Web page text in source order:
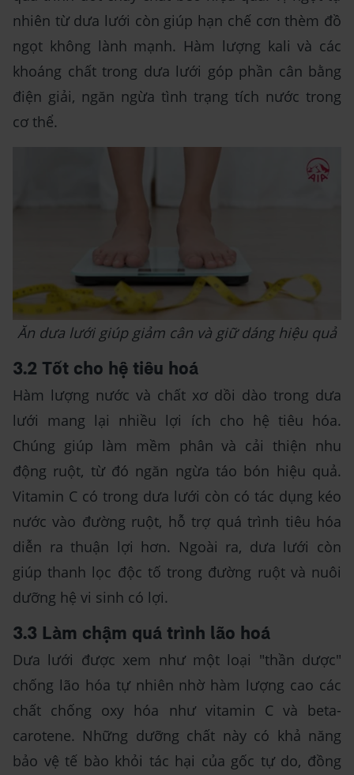
nhiên từ dưa lưới còn giúp hạn chế cơn thèm đồ
ngọt không lành mạnh. Hàm lượng kali và các
khoáng chất trong dưa lưới góp phần cân bằng
điện giải, ngăn ngừa tình trạng tích nước trong
cơ thể.
Ăn dưa lưới giúp giảm cân và giữ dáng hiệu quả
3.2 Tốt cho hệ tiêu hoá
Hàm lượng nước và chất xơ dồi dào trong dưa
lưới mang lại nhiều lợi ích cho hệ tiêu hóa.
Chúng giúp làm mềm phân và cải thiện nhu
động ruột, từ đó ngăn ngừa táo bón hiệu quả.
Vitamin C có trong dưa lưới còn có tác dụng kéo
nước vào đường ruột, hỗ trợ quá trình tiêu hóa
diễn ra thuận lợi hơn. Ngoài ra, dưa lưới còn
giúp thanh lọc độc tố trong đường ruột và nuôi
dưỡng hệ vi sinh có lợi.
3.3 Làm chậm quá trình lão hoá
Dưa lưới được xem như một loại "thần dược"
chống lão hóa tự nhiên nhờ hàm lượng cao các
chất chống oxy hóa như vitamin C và beta-
carotene. Những dưỡng chất này có khả năng
bảo vệ tế bào khỏi tác hại của gốc tự do, đồng